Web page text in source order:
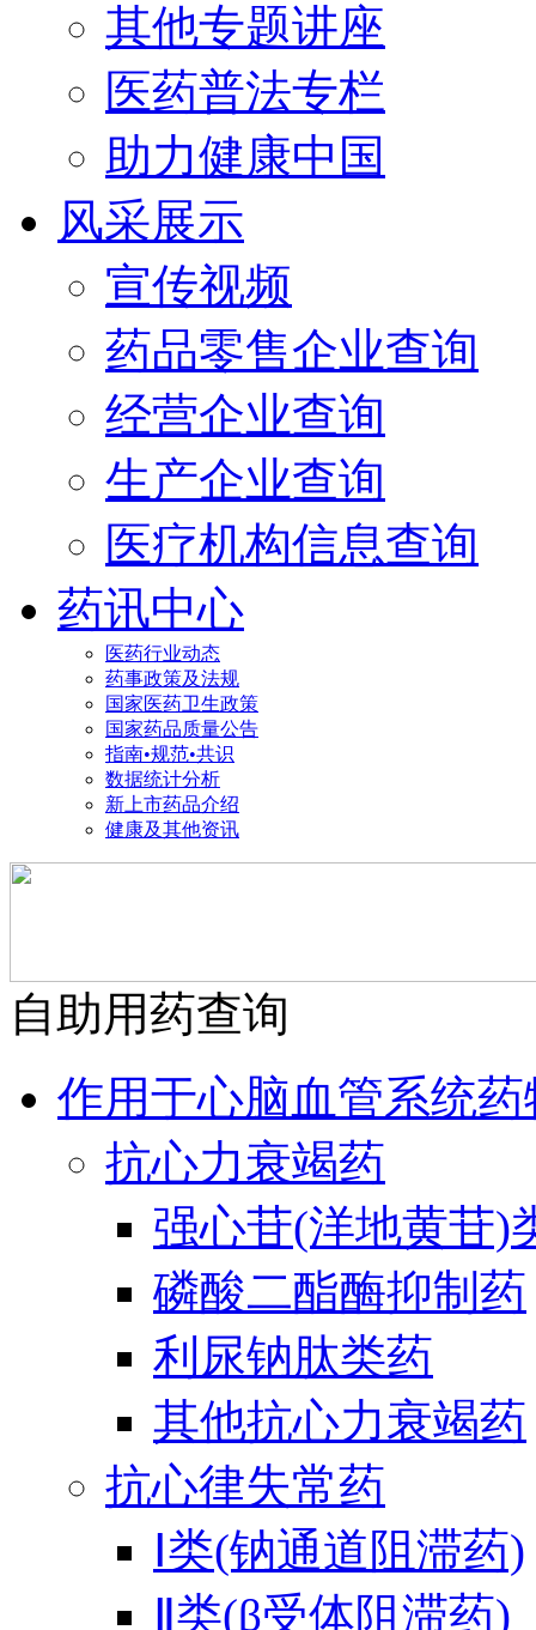
其他专题讲座
医药普法专栏
助力健康中国
风采展示
宣传视频
药品零售企业查询
经营企业查询
生产企业查询
医疗机构信息查询
药讯中心
医药行业动态
药事政策及法规
国家医药卫生政策
国家药品质量公告
指南•规范•共识
数据统计分析
新上市药品介绍
健康及其他资讯
自助用药查询
作用于心脑血管系统药
抗心力衰竭药
强心苷(洋地黄苷)
磷酸二酯酶抑制药
利尿钠肽类药
其他抗心力衰竭药
抗心律失常药
Ⅰ类(钠通道阻滞药)
Ⅱ类(β受体阻滞药)